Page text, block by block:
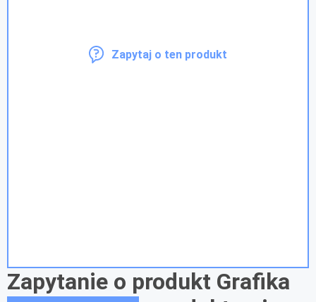
Zapytaj o ten produkt
Zapytanie o produkt Grafika